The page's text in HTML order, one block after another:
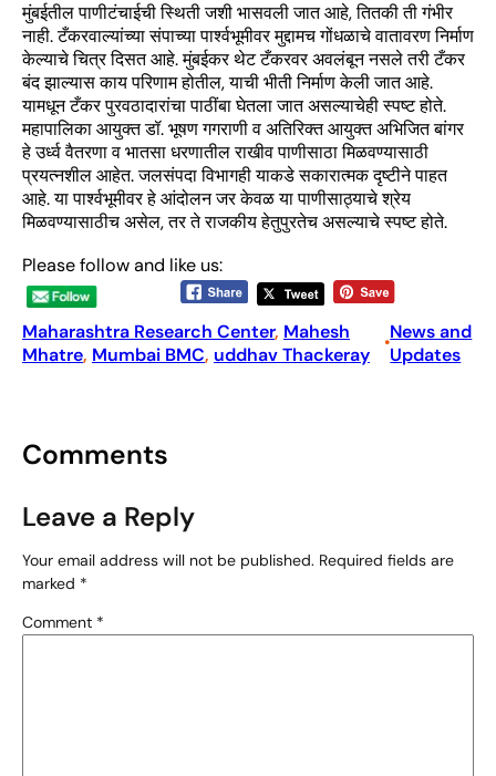
मुंबईतील पाणीटंचाईची स्थिती जशी भासवली जात आहे, तितकी ती गंभीर
नाही. टँकरवाल्यांच्या संपाच्या पार्श्वभूमीवर मुद्दामच गोंधळाचे वातावरण निर्माण
केल्याचे चित्र दिसत आहे. मुंबईकर थेट टँकरवर अवलंबून नसले तरी टँकर
बंद झाल्यास काय परिणाम होतील, याची भीती निर्माण केली जात आहे.
यामधून टँकर पुरवठादारांचा पाठींबा घेतला जात असल्याचेही स्पष्ट होते.
महापालिका आयुक्त डॉ. भूषण गगराणी व अतिरिक्त आयुक्त अभिजित बांगर
हे उर्ध्व वैतरणा व भातसा धरणातील राखीव पाणीसाठा मिळवण्यासाठी
प्रयत्नशील आहेत. जलसंपदा विभागही याकडे सकारात्मक दृष्टीने पाहत
आहे. या पार्श्वभूमीवर हे आंदोलन जर केवळ या पाणीसाठ्याचे श्रेय
मिळवण्यासाठीच असेल, तर ते राजकीय हेतुपुरतेच असल्याचे स्पष्ट होते.
Please follow and like us:
Maharashtra Research Center, Mahesh
Mhatre, Mumbai BMC, uddhav Thackeray
•News and
Updates
Comments
Leave a Reply
Your email address will not be published. Required fields are
marked *
Comment *